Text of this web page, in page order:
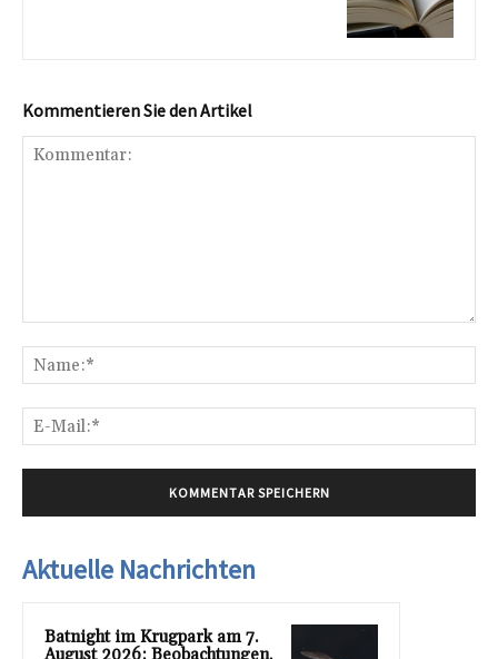
Kommentieren Sie den Artikel
Aktuelle Nachrichten
Batnight im Krugpark am 7.